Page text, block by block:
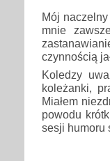
Mój
mnie
czynnością
Koledzy
koleżanki,
Miałem
powodu
sesji humoru